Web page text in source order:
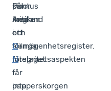
sidor
med
ett
förmögenhetsregister.
Integritetsaspekten
får
inte
på
kritiken
och
slänga
förslaget
i
papperskorgen
Pontus
Angland
i
D
N
.